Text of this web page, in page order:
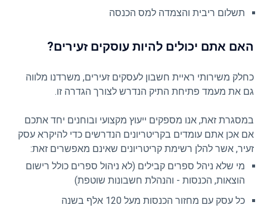
תשלום ריבית והצמדה למס הכנסה
האם אתם יכולים להיות עוסקים זעירים?
כחלק משירותי ראיית חשבון לעסקים זעירים, משרדנו מלווה
גם את מעמד פתיחת התיק הנדרש לצורך הגדרה זו.
במסגרת זאת, אנו מספקים ייעוץ מקצועי ובוחנים יחד אתכם
אם אכן אתם עומדים בקריטריונים הנדרשים כדי להיקרא עסק
זעיר, אשר להלן רשימת קריטריונים שאינם מאפשרים זאת:
מי שלא ניהל ספרים קבילים (לא ניהול ספרים כולל רישום
הוצאות, הכנסות - והנהלת חשבונות שוטפת)
כל עסק עם מחזור הכנסות מעל 120 אלף בשנה